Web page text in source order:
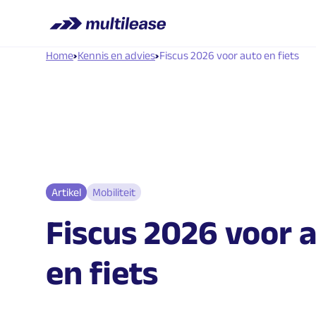
Home Kennis en advies Fiscus 2026 voor auto en fiets
Fiscus 2026 voor
en fiets
Artikel Mobiliteit